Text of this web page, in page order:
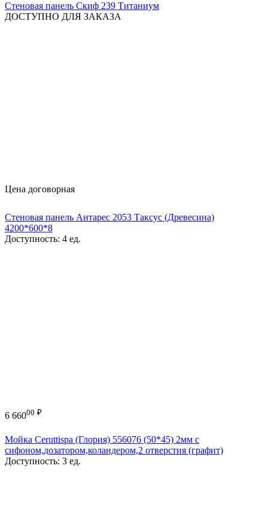
Стеновая панель Скиф 239 Титаниум
ДОСТУПНО ДЛЯ ЗАКАЗА
Цена договорная
Стеновая панель Антарес 2053 Таксус (Древесина)
4200*600*8
Доступность: 4 ед.
6 66000 ₽
Мойка Ceruttispa (Глория) 556076 (50*45) 2мм с
сифоном,дозатором,коландером,2 отверстия (графит)
Доступность: 3 ед.